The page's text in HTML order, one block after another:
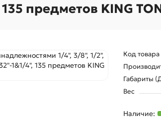
предметов KING
Код товара
Габариты
Вес